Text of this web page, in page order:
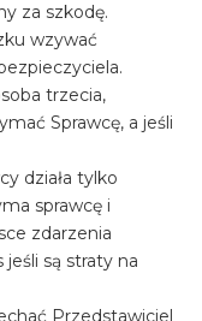
za szkodę.
wzywać
trzecia,
Sprawcę, a jeśli
działa tylko
sprawcę i
zdarzenia
są straty na
Przedstawiciel